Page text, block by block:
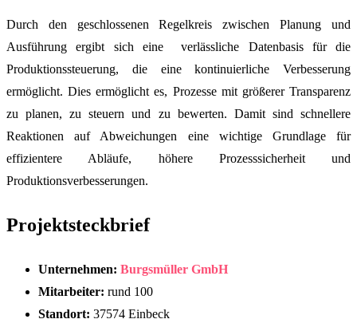
Durch den geschlossenen Regelkreis zwischen Planung und
Ausführung ergibt sich eine verlässliche Datenbasis für die
Produktionssteuerung, die eine kontinuierliche Verbesserung
ermöglicht. Dies ermöglicht es, Prozesse mit größerer Transparenz
zu planen, zu steuern und zu bewerten. Damit sind schnellere
Reaktionen auf Abweichungen eine wichtige Grundlage für
effizientere Abläufe, höhere Prozesssicherheit und
Produktionsverbesserungen.
Projektsteckbrief
Unternehmen: Burgsmüller GmbH
Mitarbeiter: rund 100
Standort: 37574 Einbeck